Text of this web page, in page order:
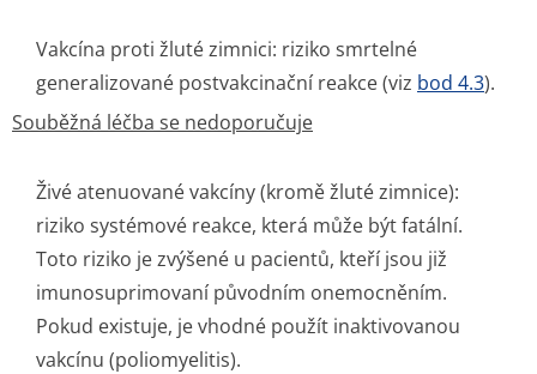
Vakcína proti žluté zimnici: riziko smrtelné
generalizované postvakcinační reakce (viz bod 4.3).
Souběžná léčba se nedoporučuje
Živé atenuované vakcíny (kromě žluté zimnice):
riziko systémové reakce, která může být fatální.
Toto riziko je zvýšené u pacientů, kteří jsou již
imunosuprimovaní původním onemocněním.
Pokud existuje, je vhodné použít inaktivovanou
vakcínu (poliomyelitis).